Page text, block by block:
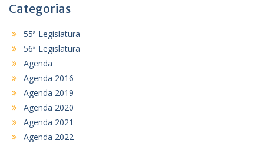
Categorias
55ª Legislatura
56ª Legislatura
Agenda
Agenda 2016
Agenda 2019
Agenda 2020
Agenda 2021
Agenda 2022